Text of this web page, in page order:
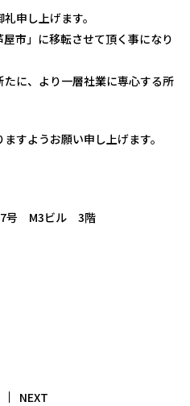
申し上げます。
市」に移転させて頂く事になり
に、より一層社業に専心する所
すようお願い申し上げます。
7号 M3ビル 3階
NEXT